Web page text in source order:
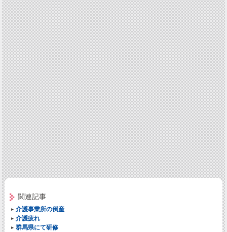
関連記事
介護事業所の倒産
介護疲れ
群馬県にて研修